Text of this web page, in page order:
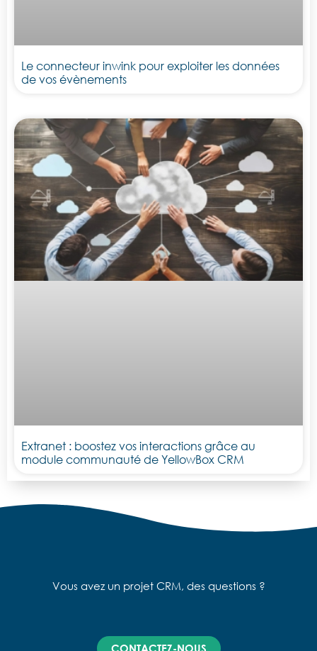
Le connecteur inwink pour exploiter les données
de vos évènements
Extranet : boostez vos interactions grâce au
module communauté de YellowBox CRM
Vous avez un projet CRM, des questions ?
CONTACTEZ-NOUS